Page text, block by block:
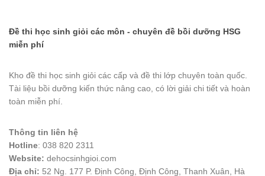
Đề thi học sinh giỏi các môn - chuyên đề bồi dưỡng HSG
miễn phí
Kho đề thi học sinh giỏi các cấp và đề thi lớp chuyên toàn quốc.
Tài liệu bồi dưỡng kiến thức nâng cao, có lời giải chi tiết và hoàn
toàn miễn phí.
Thông tin liên hệ
Hotline: 038 820 2311
Website: dehocsinhgioi.com
Địa chỉ: 52 Ng. 177 P. Định Công, Định Công, Thanh Xuân, Hà